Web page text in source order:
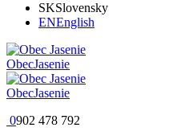
SKSlovensky
ENEnglish
ObecJasenie
ObecJasenie
0902 478 792